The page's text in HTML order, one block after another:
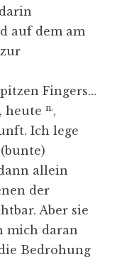
auf dem am
Fingers…
, heute n.,
Ich lege
allein
der
Aber sie
mich daran
Bedrohung